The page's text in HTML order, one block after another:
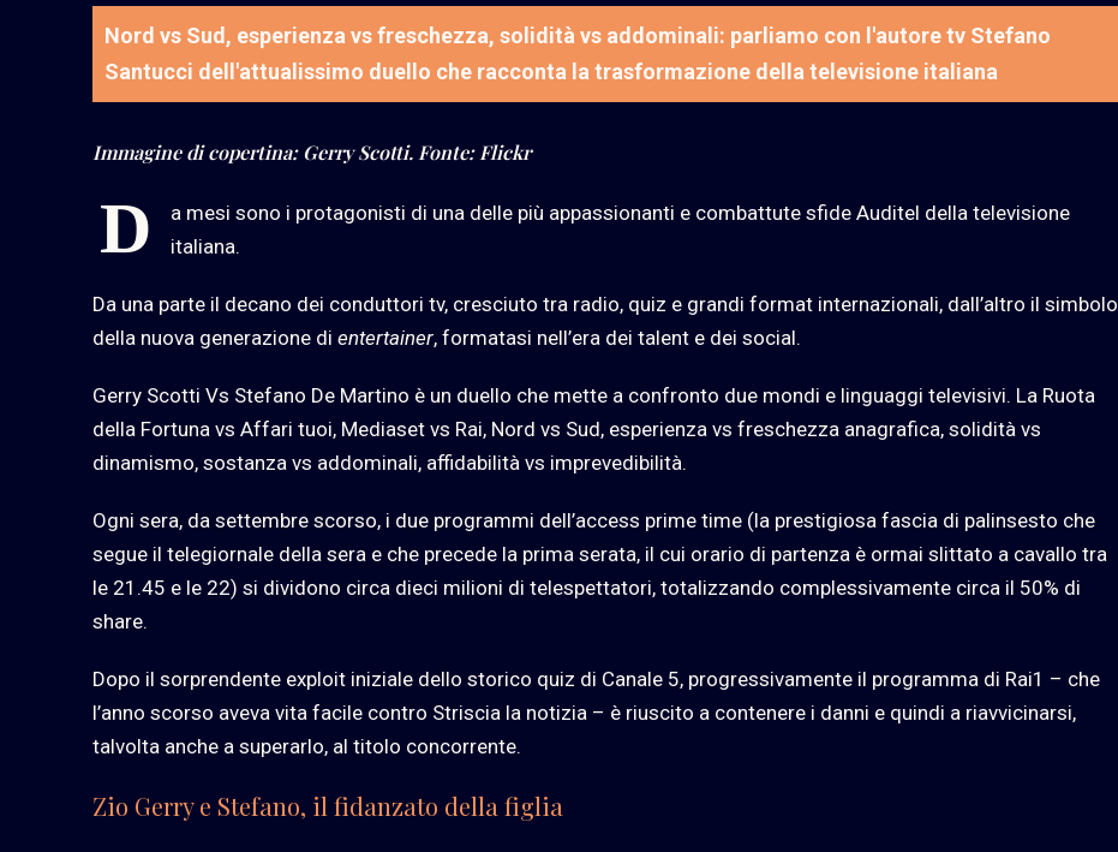
Nord vs Sud, esperienza vs freschezza, solidità vs addominali: parliamo con l'autore tv Stefano
Santucci dell'attualissimo duello che racconta la trasformazione della televisione italiana
Immagine di copertina: Gerry Scotti. Fonte: Flickr
D
a mesi sono i protagonisti di una delle più appassionanti e combattute sfide Auditel della televisione
italiana.
Da una parte il decano dei conduttori tv, cresciuto tra radio, quiz e grandi format internazionali, dall’altro il simbolo
della nuova generazione di entertainer, formatasi nell’era dei talent e dei social.
Gerry Scotti Vs Stefano De Martino è un duello che mette a confronto due mondi e linguaggi televisivi. La Ruota
della Fortuna vs Affari tuoi, Mediaset vs Rai, Nord vs Sud, esperienza vs freschezza anagrafica, solidità vs
dinamismo, sostanza vs addominali, affidabilità vs imprevedibilità.
Ogni sera, da settembre scorso, i due programmi dell’access prime time (la prestigiosa fascia di palinsesto che
segue il telegiornale della sera e che precede la prima serata, il cui orario di partenza è ormai slittato a cavallo tra
le 21.45 e le 22) si dividono circa dieci milioni di telespettatori, totalizzando complessivamente circa il 50% di
share.
Dopo il sorprendente exploit iniziale dello storico quiz di Canale 5, progressivamente il programma di Rai1 – che
l’anno scorso aveva vita facile contro Striscia la notizia – è riuscito a contenere i danni e quindi a riavvicinarsi,
talvolta anche a superarlo, al titolo concorrente.
Zio Gerry e Stefano, il fidanzato della figlia